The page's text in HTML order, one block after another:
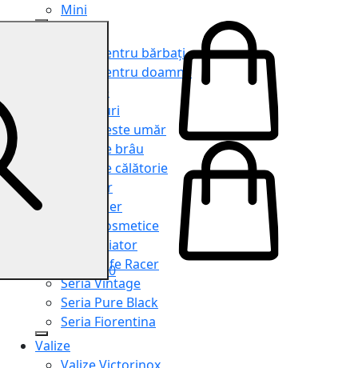
Mini
Genți pentru bărbați
Genți pentru doamne
Serviete
Rucsacuri
Genți peste umăr
Genți de brâu
Genți de călătorie
Shopper
Organiser
Truse cosmetice
Seria Aviator
Seria Cafe Racer
Seria Vintage
Seria Pure Black
Seria Fiorentina
Valize
0